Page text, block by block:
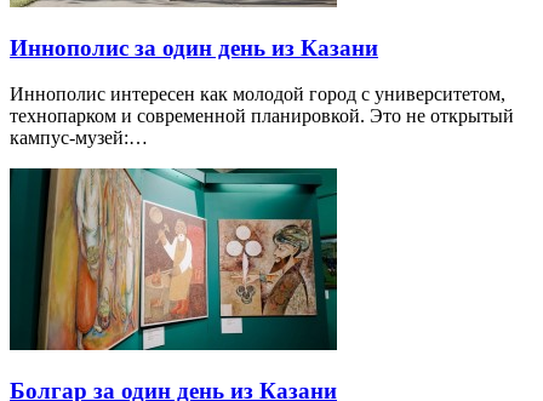
Иннополис за один день из Казани
Иннополис интересен как молодой город с университетом,
технопарком и современной планировкой. Это не открытый
кампус-музей:…
Болгар за один день из Казани